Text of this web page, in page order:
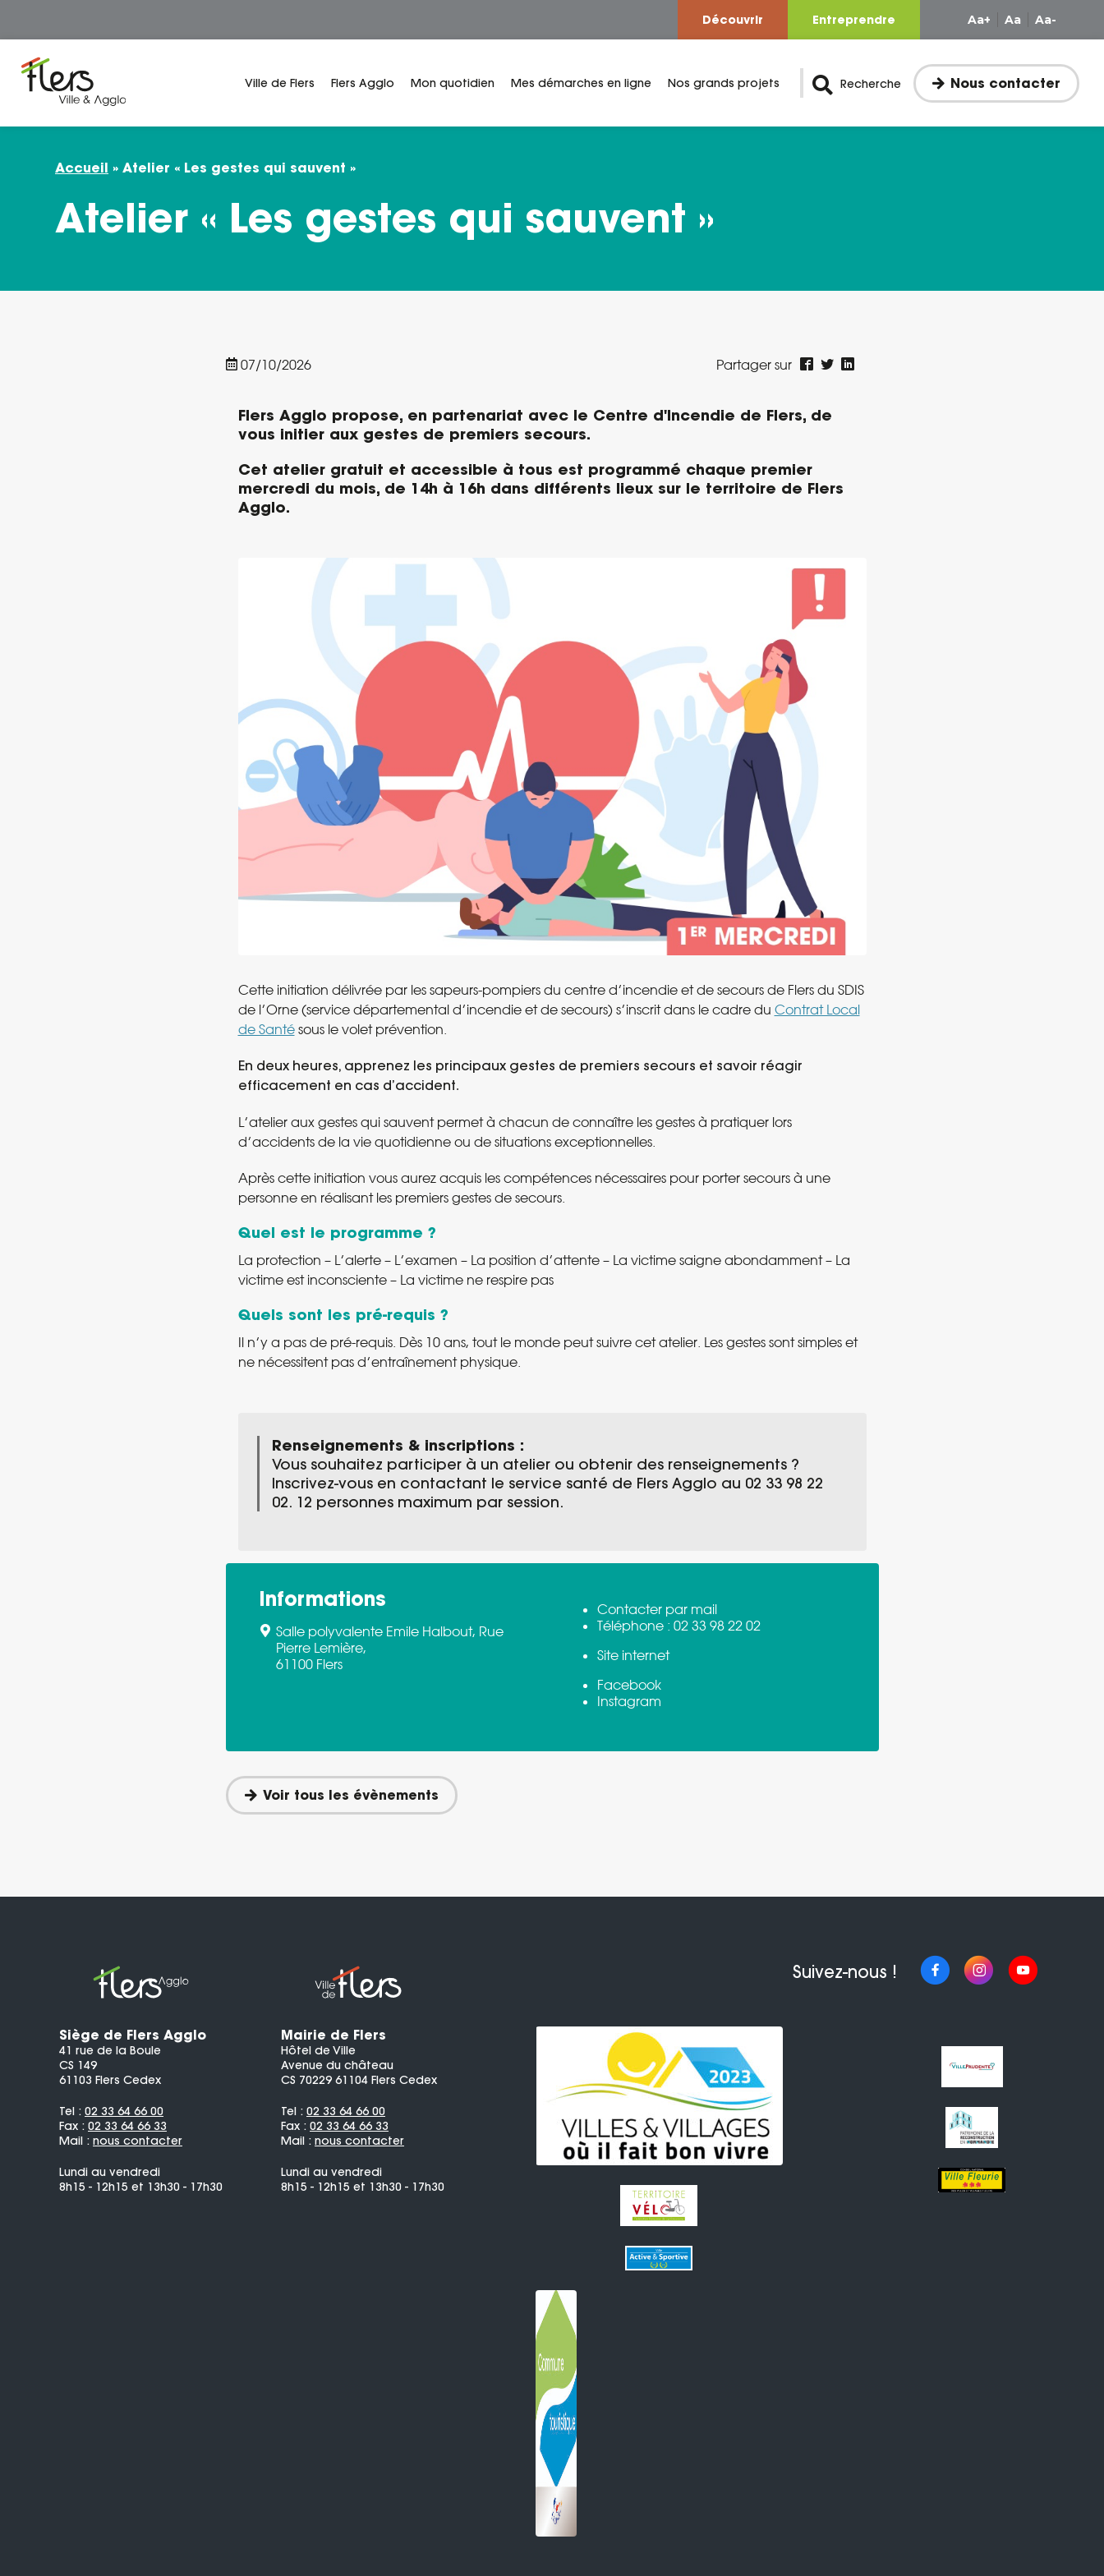
Découvrir Entreprendre Aa+ Aa Aa-
Ville de Flers Flers Agglo Mon quotidien Mes démarches en ligne Nos grands projets Recherche Nous contacter
Accueil » Atelier « Les gestes qui sauvent »
Atelier « Les gestes qui sauvent »
07/10/2026 Partager sur
Flers Agglo propose, en partenariat avec le Centre d'Incendie de Flers, de
vous initier aux gestes de premiers secours.
Cet atelier gratuit et accessible à tous est programmé chaque premier
mercredi du mois, de 14h à 16h dans différents lieux sur le territoire de Flers
Agglo.
Cette initiation délivrée par les sapeurs-pompiers du centre d’incendie et de secours de Flers du SDIS
de l’Orne (service départemental d’incendie et de secours) s’inscrit dans le cadre du Contrat Local
de Santésous le volet prévention.
En deux heures, apprenez les principaux gestes de premiers secours et savoir réagir
efficacement en cas d’accident.
L’atelier aux gestes qui sauvent permet à chacun de connaître les gestes à pratiquer lors
d’accidents de la vie quotidienne ou de situations exceptionnelles.
Après cette initiation vous aurez acquis les compétences nécessaires pour porter secours à une
personne en réalisant les premiers gestes de secours.
Quel est le programme ?
La protection – L’alerte – L’examen – La position d’attente – La victime saigne abondamment – La
victime est inconsciente – La victime ne respire pas
Quels sont les pré-requis ?
Il n’y a pas de pré-requis. Dès 10 ans, tout le monde peut suivre cet atelier. Les gestes sont simples et
ne nécessitent pas d’entraînement physique.
Renseignements & inscriptions :
Vous souhaitez participer à un atelier ou obtenir des renseignements ?
Inscrivez-vous en contactant le service santé de Flers Agglo au 02 33 98 22
02. 12 personnes maximum par session.
Informations
Salle polyvalente Emile Halbout, Rue
Pierre Lemière,
61100 Flers
Contacter par mail
Téléphone : 02 33 98 22 02
Site internet
Facebook
Instagram
Voir tous les évènements
Siège de Flers Agglo
41 rue de la Boule
CS 149
61103 Flers Cedex
Tel : 02 33 64 66 00
Fax : 02 33 64 66 33
Mail : nous contacter
Lundi au vendredi
8h15 - 12h15 et 13h30 - 17h30
Mairie de Flers
Hôtel de Ville
Avenue du château
CS 70229 61104 Flers Cedex
Tel : 02 33 64 66 00
Fax : 02 33 64 66 33
Mail : nous contacter
Lundi au vendredi
8h15 - 12h15 et 13h30 - 17h30
Suivez-nous !